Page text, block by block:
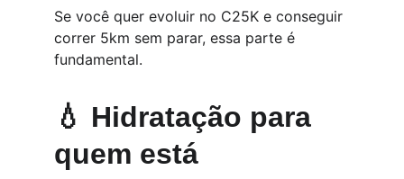
Se você quer evoluir no C25K e conseguir
correr 5km sem parar, essa parte é
fundamental.
💧 Hidratação para
quem está